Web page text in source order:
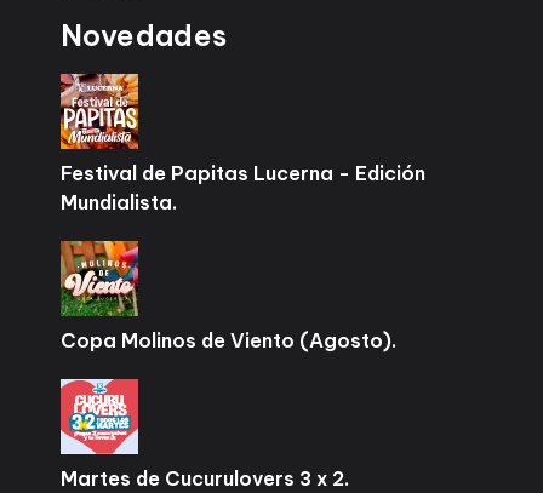
Novedades
Festival de Papitas Lucerna - Edición
Mundialista.
Copa Molinos de Viento (Agosto).
Martes de Cucurulovers 3 x 2.